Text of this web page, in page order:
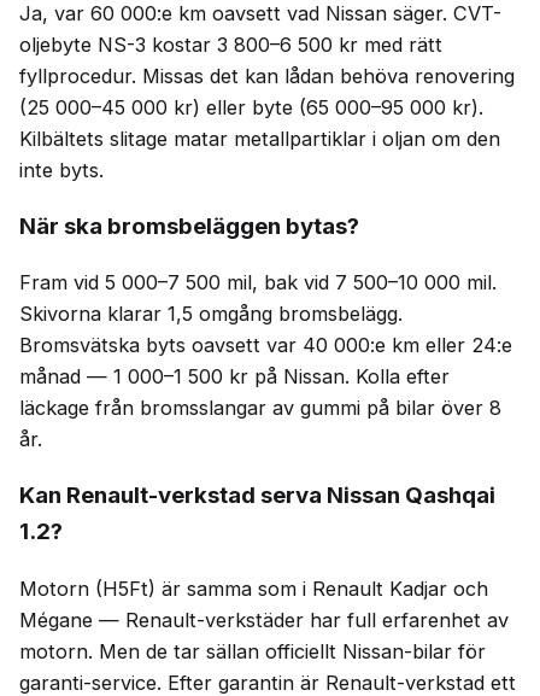
Ja, var 60 000:e km oavsett vad Nissan säger. CVT-
oljebyte NS-3 kostar 3 800–6 500 kr med rätt
fyllprocedur. Missas det kan lådan behöva renovering
(25 000–45 000 kr) eller byte (65 000–95 000 kr).
Kilbältets slitage matar metallpartiklar i oljan om den
inte byts.
När ska bromsbeläggen bytas?
Fram vid 5 000–7 500 mil, bak vid 7 500–10 000 mil.
Skivorna klarar 1,5 omgång bromsbelägg.
Bromsvätska byts oavsett var 40 000:e km eller 24:e
månad — 1 000–1 500 kr på Nissan. Kolla efter
läckage från bromsslangar av gummi på bilar över 8
år.
Kan Renault-verkstad serva Nissan Qashqai
1.2?
Motorn (H5Ft) är samma som i Renault Kadjar och
Mégane — Renault-verkstäder har full erfarenhet av
motorn. Men de tar sällan officiellt Nissan-bilar för
garanti-service. Efter garantin är Renault-verkstad ett